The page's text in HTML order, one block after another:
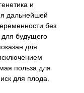
и
дальнейшей
без
для будущего
для
польза для
для плода.